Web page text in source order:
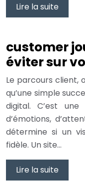
Lire la suite
customer
éviter sur
Le parcours client,
qu’une simple
digital. C’est une
d’émotions,
détermine si un
fidèle. Un site…
Lire la suite